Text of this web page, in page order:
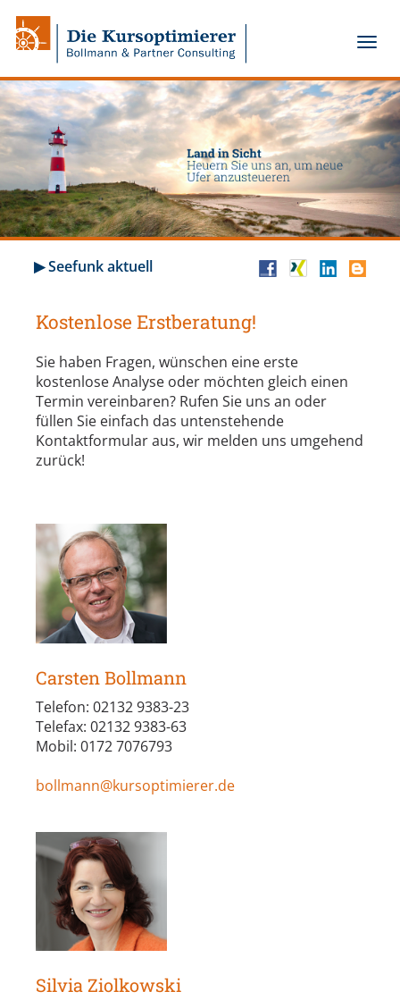
▶ Seefunk aktuell
Kostenlose Erstberatung!
Sie haben Fragen, wünschen eine erste
kostenlose Analyse oder möchten gleich einen
Termin vereinbaren? Rufen Sie uns an oder
füllen Sie einfach das untenstehende
Kontaktformular aus, wir melden uns umgehend
zurück!
Carsten Bollmann
Telefon: 02132 9383-23
Telefax: 02132 9383-63
Mobil: 0172 7076793
bollmann@kursoptimierer.de
Silvia Ziolkowski